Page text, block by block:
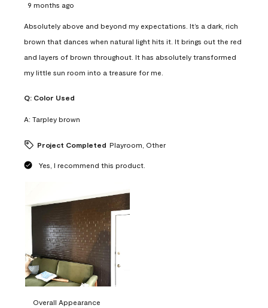
9 months ago
Absolutely above and beyond my expectations. It’s a dark, rich
brown that dances when natural light hits it. It brings out the red
and layers of brown throughout. It has absolutely transformed
my little sun room into a treasure for me.
Q: Color Used
A: Tarpley brown
Project Completed Playroom, Other
Yes, I recommend this product.
Overall Appearance